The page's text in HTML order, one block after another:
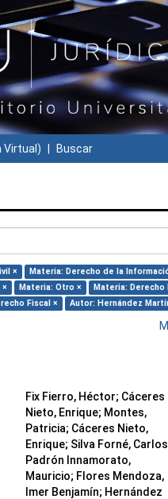
Virtual) Buscar
×
Materia: Derecho de la
Materia: Otro ×
Materia: Derecho
Fiscal × Autor: Hernández
Fix Fierro, Héctor; Cáceres
Nieto, Enrique; Montes,
Patricia; Cáceres Nieto,
Enrique; Silva Forné, Carlos
Padrón Innamorato,
Mauricio; Flores Mendoza,
Imer Benjamín; Hernández